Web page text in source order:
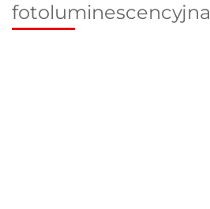
fotoluminescencyjna